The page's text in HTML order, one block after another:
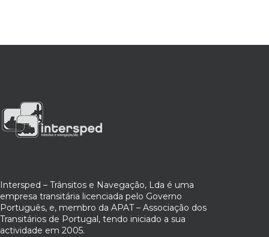
Intersped – Trânsitos e Navegação, Lda é uma
empresa transitária licenciada pelo Governo
Português, e, membro da APAT – Associação dos
Transitários de Portugal, tendo iniciado a sua
actividade em 2005.